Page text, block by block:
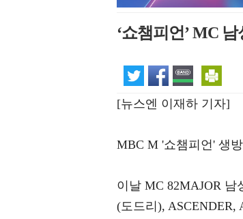
‘쇼챔피언’ MC
[뉴스엔 이재하 기자]
MBC M '쇼챔피언' 생
이날 MC 82MAJOR 남
(도드리), ASCENDER,